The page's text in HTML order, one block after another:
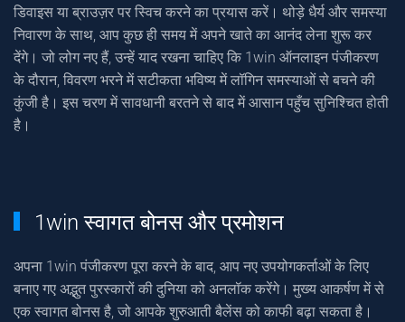
डिवाइस या ब्राउज़र पर स्विच करने का प्रयास करें। थोड़े धैर्य और समस्या
निवारण के साथ, आप कुछ ही समय में अपने खाते का आनंद लेना शुरू कर
देंगे। जो लोग नए हैं, उन्हें याद रखना चाहिए कि 1win ऑनलाइन पंजीकरण
के दौरान, विवरण भरने में सटीकता भविष्य में लॉगिन समस्याओं से बचने की
कुंजी है। इस चरण में सावधानी बरतने से बाद में आसान पहुँच सुनिश्चित होती
है।
1win स्वागत बोनस और प्रमोशन
अपना 1win पंजीकरण पूरा करने के बाद, आप नए उपयोगकर्ताओं के लिए
बनाए गए अद्भुत पुरस्कारों की दुनिया को अनलॉक करेंगे। मुख्य आकर्षण में से
एक स्वागत बोनस है, जो आपके शुरुआती बैलेंस को काफी बढ़ा सकता है।